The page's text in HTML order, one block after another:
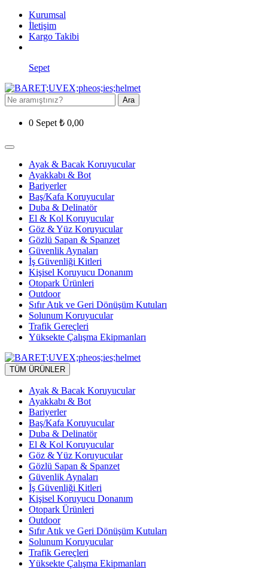
Kurumsal
İletişim
Kargo Takibi
Sepet
Ara
0 Sepet ₺ 0,00
Ayak & Bacak Koruyucular
Ayakkabı & Bot
Bariyerler
Baş/Kafa Koruyucular
Duba & Delinatör
El & Kol Koruyucular
Göz & Yüz Koruyucular
Gözlü Sapan & Spanzet
Güvenlik Aynaları
İş Güvenliği Kitleri
Kişisel Koruyucu Donanım
Otopark Ürünleri
Outdoor
Sıfır Atık ve Geri Dönüşüm Kutuları
Solunum Koruyucular
Trafik Gereçleri
Yüksekte Çalışma Ekipmanları
TÜM ÜRÜNLER
Ayak & Bacak Koruyucular
Ayakkabı & Bot
Bariyerler
Baş/Kafa Koruyucular
Duba & Delinatör
El & Kol Koruyucular
Göz & Yüz Koruyucular
Gözlü Sapan & Spanzet
Güvenlik Aynaları
İş Güvenliği Kitleri
Kişisel Koruyucu Donanım
Otopark Ürünleri
Outdoor
Sıfır Atık ve Geri Dönüşüm Kutuları
Solunum Koruyucular
Trafik Gereçleri
Yüksekte Çalışma Ekipmanları